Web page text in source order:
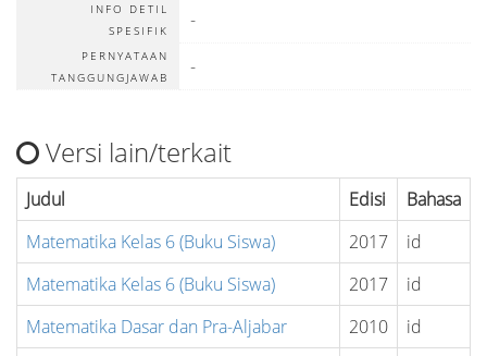
INFO DETIL
SPESIFIK
-
PERNYATAAN
TANGGUNGJAWAB
-
Versi lain/terkait
Judul Edisi
Bahasa
Matematika Kelas 6 (Buku Siswa)
2017
id
Matematika Kelas 6 (Buku Siswa)
2017
id
Matematika Dasar dan Pra-Aljabar
2010
id